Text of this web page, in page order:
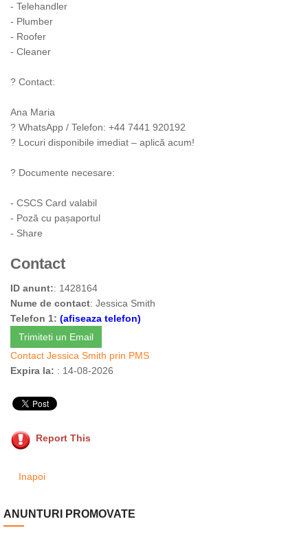
- Telehandler
- Plumber
- Roofer
- Cleaner
? Contact:
Ana Maria
? WhatsApp / Telefon: +44 7441 920192
? Locuri disponibile imediat – aplică acum!
? Documente necesare:
- CSCS Card valabil
- Poză cu pașaportul
- Share
Contact
ID anunt:: 1428164
Nume de contact: Jessica Smith
Telefon 1: (afiseaza telefon)
Trimiteti un Email
Contact Jessica Smith prin PMS
Expira la: : 14-08-2026
Report This
Inapoi
ANUNTURI PROMOVATE